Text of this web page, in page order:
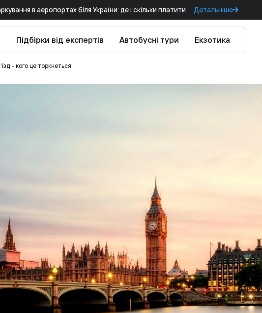
в аеропортах біля України: де і скільки платити Детальніше
Підбірки від експертів Автобусні тури Екзотика
- кого це торкнеться